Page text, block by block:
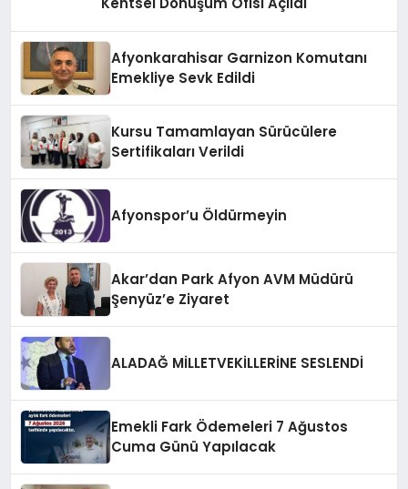
Afyonkarahisar Garnizon Komutanı
Emekliye Sevk Edildi
Kursu Tamamlayan Sürücülere
Sertifikaları Verildi
Afyonspor’u Öldürmeyin
Akar’dan Park Afyon AVM Müdürü
Şenyüz’e Ziyaret
ALADAĞ MİLLETVEKİLLERİNE SESLENDİ
Emekli Fark Ödemeleri 7 Ağustos
Cuma Günü Yapılacak